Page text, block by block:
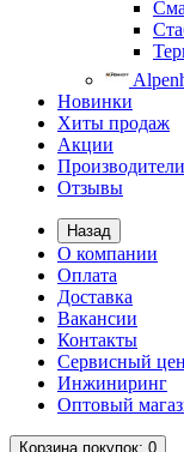
Новинки
Хиты продаж
Акции
Производители
Отзывы
Назад
О компании
Оплата
Доставка
Вакансии
Контакты
Сервисный
Инжиниринг
Оптовый
Корзинапокупок: 0